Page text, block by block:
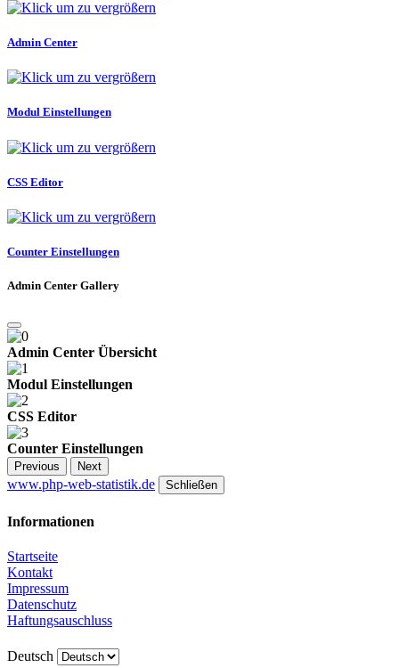
Admin Center
Modul Einstellungen
CSS Editor
Counter Einstellungen
Admin Center Gallery
Admin Center Übersicht
Modul Einstellungen
CSS Editor
Counter Einstellungen
Previous Next
www.php-web-statistik.de Schließen
Informationen
Startseite
Kontakt
Impressum
Datenschutz
Haftungsauschluss
Deutsch